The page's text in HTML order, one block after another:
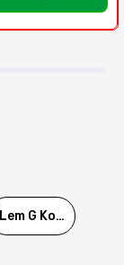
Lem G Korea